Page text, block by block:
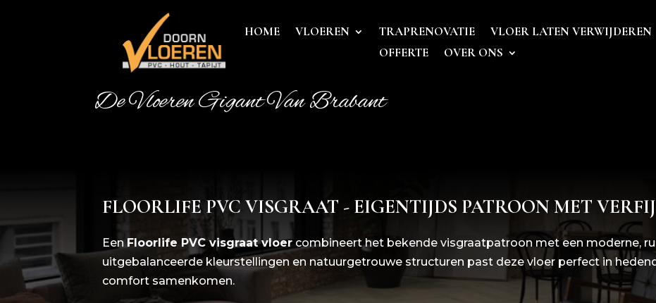
HOME VLOEREN TRAPRENOVATIE
VLOER LATEN VERWIJDEREN
OFFERTE
OVER ONS
De Vloeren Gigant Van Brabant
FLOORLIFE PVC VISGRAAT - EIGENTIJDS PATROON MET
EenFloorlife PVC visgraat vloercombineert het bekende visgraatpatroon met een moderne,
uitgebalanceerde kleurstellingen en natuurgetrouwe structuren past deze vloer perfect in
comfort samenkomen.